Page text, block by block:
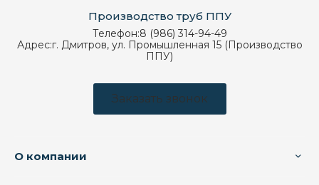
Производство труб ППУ
Телефон:8 (986) 314-94-49
Адрес:г. Дмитров, ул. Промышленная 15 (Производство
ППУ)
Заказать звонок
О компании